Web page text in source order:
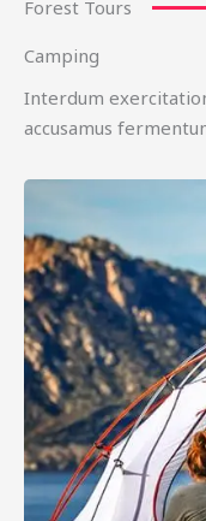
Forest Tours
Camping
Interdum
accusamus